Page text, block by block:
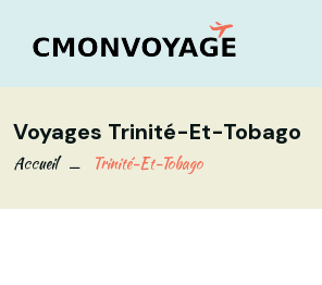
Voyages Trinité-Et-Tobago
Accueil Trinité-Et-Tobago